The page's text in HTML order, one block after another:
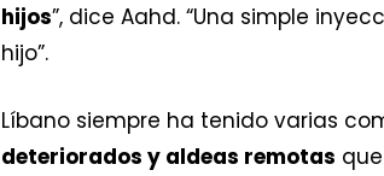
hijos”, dice Aahd. “Una simple
hijo”.
Líbano siempre ha tenido varias
deteriorados y aldeas remotas